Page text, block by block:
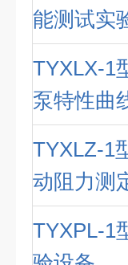
能测试实
TYXLX-1
泵特性曲
TYXLZ-1
动阻力测
TYXPL-1